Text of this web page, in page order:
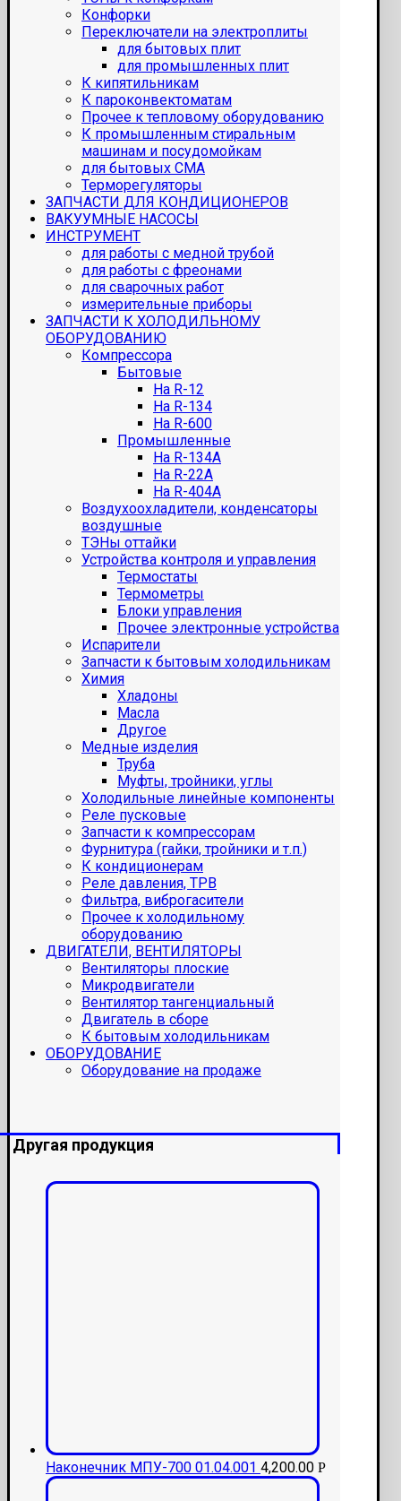
Конфорки
Переключатели на электроплиты
для бытовых плит
для промышленных плит
К кипятильникам
К пароконвектоматам
Прочее к тепловому оборудованию
К промышленным стиральным
машинам и посудомойкам
для бытовых СМА
Терморегуляторы
ЗАПЧАСТИ ДЛЯ КОНДИЦИОНЕРОВ
ВАКУУМНЫЕ НАСОСЫ
ИНСТРУМЕНТ
для работы с медной трубой
для работы с фреонами
для сварочных работ
измерительные приборы
ЗАПЧАСТИ К ХОЛОДИЛЬНОМУ
ОБОРУДОВАНИЮ
Компрессора
Бытовые
На R-12
На R-134
На R-600
Промышленные
На R-134A
На R-22A
На R-404A
Воздухоохладители, конденсаторы
воздушные
ТЭНы оттайки
Устройства контроля и управления
Термостаты
Термометры
Блоки управления
Прочее электронные устройства
Испарители
Запчасти к бытовым холодильникам
Химия
Хладоны
Масла
Другое
Медные изделия
Труба
Муфты, тройники, углы
Холодильные линейные компоненты
Реле пусковые
Запчасти к компрессорам
Фурнитура (гайки, тройники и т.п.)
К кондиционерам
Реле давления, ТРВ
Фильтра, виброгасители
Прочее к холодильному
оборудованию
ДВИГАТЕЛИ, ВЕНТИЛЯТОРЫ
Вентиляторы плоские
Микродвигатели
Вентилятор тангенциальный
Двигатель в сборе
К бытовым холодильникам
ОБОРУДОВАНИЕ
Оборудование на продаже
Другая продукция
Наконечник МПУ-700 01.04.001 4,200.00 Р